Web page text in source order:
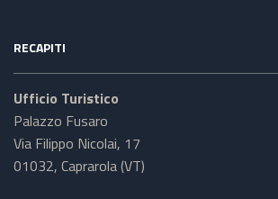
RECAPITI
Ufficio Turistico
Palazzo Fusaro
Via Filippo Nicolai, 17
01032, Caprarola (VT)